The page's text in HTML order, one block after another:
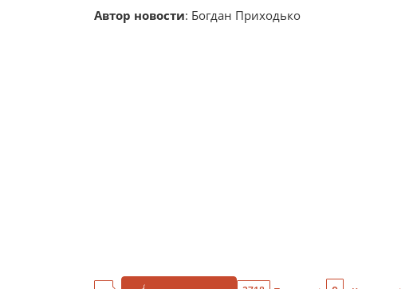
Автор новости: Богдан Приходько